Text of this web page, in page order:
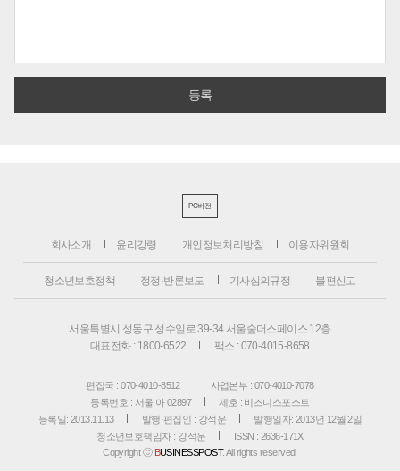
PC버전
회사소개 윤리강령 개인정보처리방침 이용자위원회
청소년보호정책 정정·반론보도 기사심의규정 불편신고
서울특별시 성동구 성수일로 39-34 서울숲더스페이스 12층
대표전화 : 1800-6522
팩스 : 070-4015-8658
편집국 : 070-4010-8512
사업본부 : 070-4010-7078
등록번호 : 서울 아 02897
제호 : 비즈니스포스트
등록일: 2013.11.13
발행·편집인 : 강석운
발행일자: 2013년 12월 2일
청소년보호책임자 : 강석운
ISSN : 2636-171X
Copyright ⓒ BUSINESSPOST. All rights reserved.